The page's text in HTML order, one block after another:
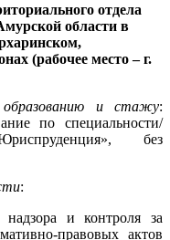
отдела
области в
(рабочее место – г.
образованию и стажу:
по специальности/
без
:
надзора и контроля за
правовых актов